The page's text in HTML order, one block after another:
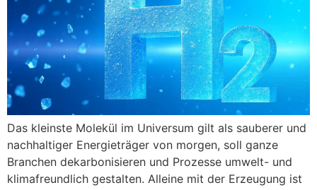
Das kleinste Molekül im Universum gilt als sauberer und
nachhaltiger Energieträger von morgen, soll ganze
Branchen dekarbonisieren und Prozesse umwelt- und
klimafreundlich gestalten. Alleine mit der Erzeugung ist